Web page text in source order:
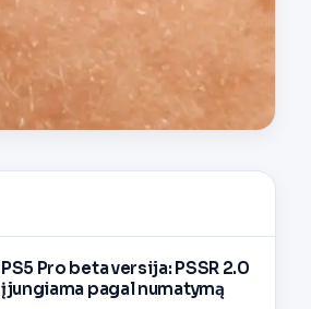
PS5 Pro beta versija: PSSR 2.0
įjungiama pagal numatymą